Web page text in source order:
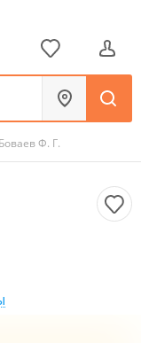
Ф. Г.